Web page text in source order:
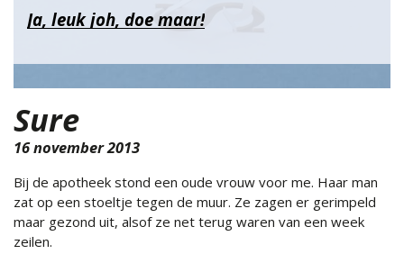
Sure
16 november 2013
Bij de apotheek stond een oude vrouw voor me. Haar man
zat op een stoeltje tegen de muur. Ze zagen er gerimpeld
maar gezond uit, alsof ze net terug waren van een week
zeilen.